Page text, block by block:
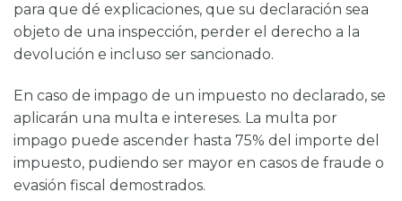
para que dé explicaciones, que su declaración sea
objeto de una inspección, perder el derecho a la
devolución e incluso ser sancionado.
En caso de impago de un impuesto no declarado, se
aplicarán una multa e intereses. La multa por
impago puede ascender hasta 75% del importe del
impuesto, pudiendo ser mayor en casos de fraude o
evasión fiscal demostrados.